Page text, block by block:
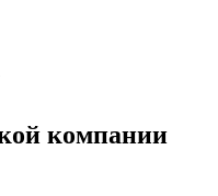
компании